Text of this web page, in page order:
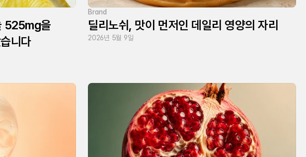
525mg을
니다
Brand
딜리노쉬, 맛이 먼저인 데일리 영양의 자리
2026년 5월 9일